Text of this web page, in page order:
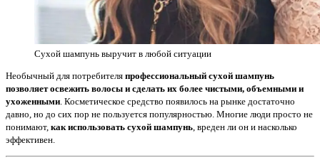
Сухой шампунь выручит в любой ситуации
Необычный для потребителя профессиональный сухой шампунь
позволяет освежить волосы и сделать их более чистыми, объемными и
ухоженными . Косметическое средство появилось на рынке достаточно
давно, но до сих пор не пользуется популярностью. Многие люди просто не
понимают, как использовать сухой шампунь , вреден ли он и насколько
эффективен.